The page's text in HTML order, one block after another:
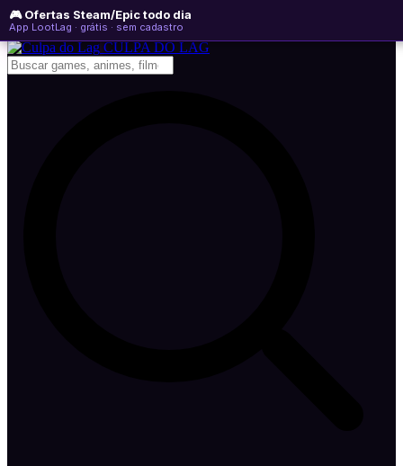
🎮 Ofertas Steam/Epic todo dia
App LootLag · grátis · sem cadastro
sábado, 08 de agosto de 2026 WhatsApp
Newsletter
CULPA DO LAG